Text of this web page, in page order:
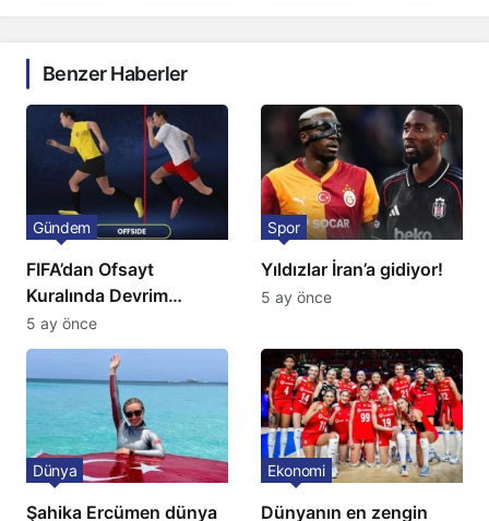
Benzer Haberler
FIFA’dan Ofsayt
Kuralında Devrim
Niteliğinde Onay
Gündem
5 ay önce
Yıldızlar İran’a gidiyor!
Spor
5 ay önce
Şahika Ercümen dünya
Dünya
Dünyanın en zengin
Ekonomi